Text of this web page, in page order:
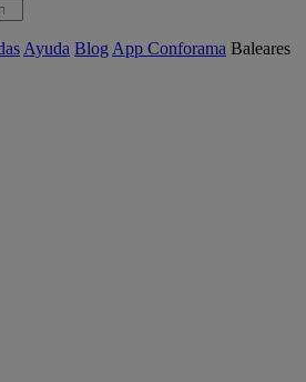
Ayuda Blog App Conforama Baleares